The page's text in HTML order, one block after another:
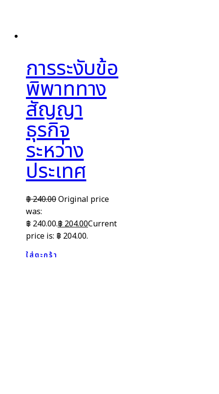
การระงับข้อ
พิพาททาง
สัญญา
ธุรกิจ
ระหว่าง
ประเทศ
฿240.00Original price
was:
฿ 240.00.฿204.00Current
price is: ฿ 204.00.
ใส่ตะกร้า